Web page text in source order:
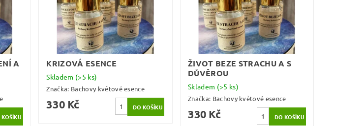
A
KRIZOVÁ ESENCE
Skladem (>5 ks)
Značka: Bachovy květové esence
330 Kč
ŽIVOT BEZE STRACHU A S
DŮVĚROU
Skladem (>5 ks)
Značka: Bachovy květové esence
330 Kč